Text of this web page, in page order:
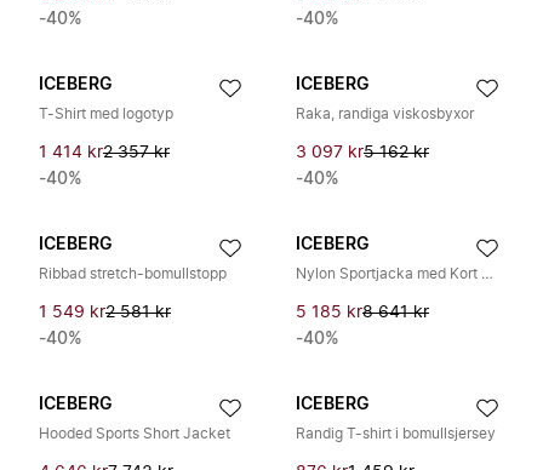
-40%
-40%
ICEBERG
T-Shirt med logotyp
1 414 kr2 357 kr
-40%
ICEBERG
Raka, randiga viskosbyxor
3 097 kr5 162 kr
-40%
ICEBERG
Ribbad stretch-bomullstopp
1 549 kr2 581 kr
-40%
ICEBERG
Nylon Sportjacka med Kort Modell och Huva
5 185 kr8 641 kr
-40%
ICEBERG
Hooded Sports Short Jacket
ICEBERG
Randig T-shirt i bomullsjersey